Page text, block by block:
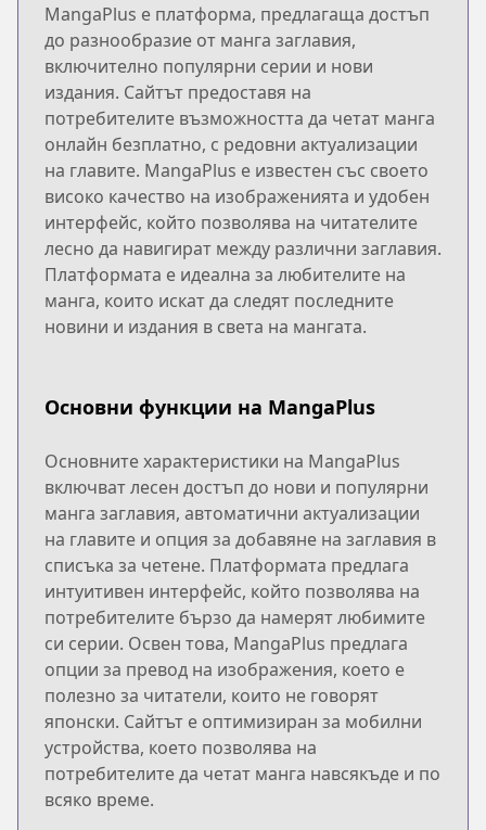
MangaPlus е платформа, предлагаща достъп
до разнообразие от манга заглавия,
включително популярни серии и нови
издания. Сайтът предоставя на
потребителите възможността да четат манга
онлайн безплатно, с редовни актуализации
на главите. MangaPlus е известен със своето
високо качество на изображенията и удобен
интерфейс, който позволява на читателите
лесно да навигират между различни заглавия.
Платформата е идеална за любителите на
манга, които искат да следят последните
новини и издания в света на мангата.
Основни функции на MangaPlus
Основните характеристики на MangaPlus
включват лесен достъп до нови и популярни
манга заглавия, автоматични актуализации
на главите и опция за добавяне на заглавия в
списъка за четене. Платформата предлага
интуитивен интерфейс, който позволява на
потребителите бързо да намерят любимите
си серии. Освен това, MangaPlus предлага
опции за превод на изображения, което е
полезно за читатели, които не говорят
японски. Сайтът е оптимизиран за мобилни
устройства, което позволява на
потребителите да четат манга навсякъде и по
всяко време.